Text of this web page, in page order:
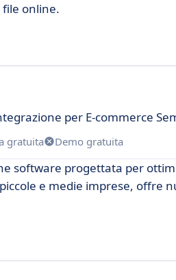
online.
per E-commerce
gratuita Demo gratuita
software progettata per
e medie imprese, offre